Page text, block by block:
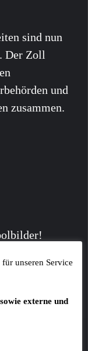
sind nun
Der Zoll
und
zusammen.
unseren Service
externe und